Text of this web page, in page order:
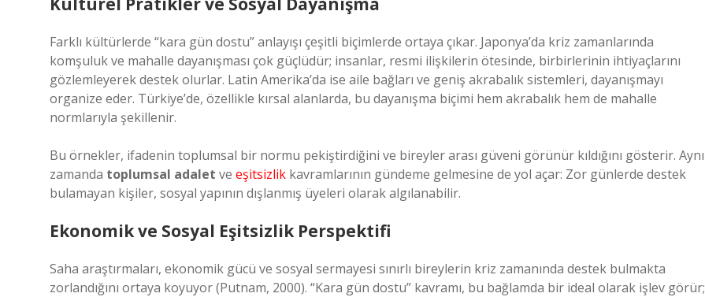
Farklı kültürlerde “kara gün dostu” anlayışı çeşitli biçimlerde ortaya çıkar. Japonya’da kriz zamanlarında
komşuluk ve mahalle dayanışması çok güçlüdür; insanlar, resmi ilişkilerin ötesinde, birbirlerinin ihtiyaçlarını
gözlemleyerek destek olurlar. Latin Amerika’da ise aile bağları ve geniş akrabalık sistemleri, dayanışmayı
organize eder. Türkiye’de, özellikle kırsal alanlarda, bu dayanışma biçimi hem akrabalık hem de mahalle
normlarıyla şekillenir.
Bu örnekler, ifadenin toplumsal bir normu pekiştirdiğini ve bireyler arası güveni görünür kıldığını gösterir. Aynı
zamanda toplumsal adalet ve eşitsizlik kavramlarının gündeme gelmesine de yol açar: Zor günlerde destek
bulamayan kişiler, sosyal yapının dışlanmış üyeleri olarak algılanabilir.
Ekonomik ve Sosyal Eşitsizlik Perspektifi
Saha araştırmaları, ekonomik gücü ve sosyal sermayesi sınırlı bireylerin kriz zamanında destek bulmakta
zorlandığını ortaya koyuyor (Putnam, 2000). “Kara gün dostu” kavramı, bu bağlamda bir ideal olarak işlev görür;